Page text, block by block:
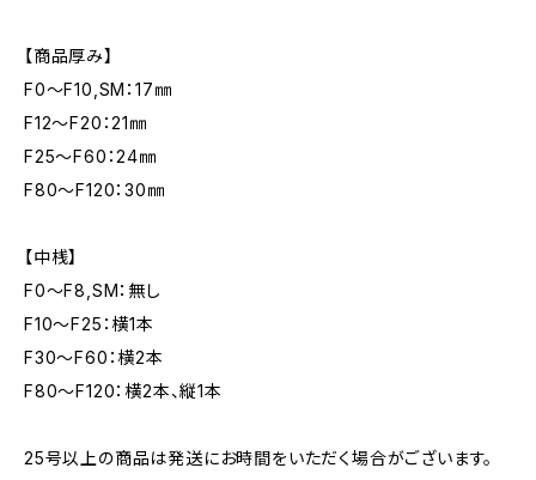
【商品厚み】
F0～F10,SM：17㎜
F12～F20：21㎜
F25～F60：24㎜
F80～F120：30㎜
【中桟】
F0～F8,SM：無し
F10～F25：横1本
F30～F60：横2本
F80～F120：横2本、縦1本
25号以上の商品は発送にお時間をいただく場合がございます。